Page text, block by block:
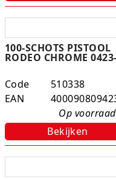
100-SCHOTS PISTOOL
RODEO CHROME
Code
510338
EAN
Op voorraad
Bekijken